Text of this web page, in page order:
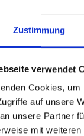
Zustimmung
verwendet
Cookies,
auf unsere
unsere Partner
mit
Die
m².
teilweise
seinen eigenen
zu machen.
von über
Das